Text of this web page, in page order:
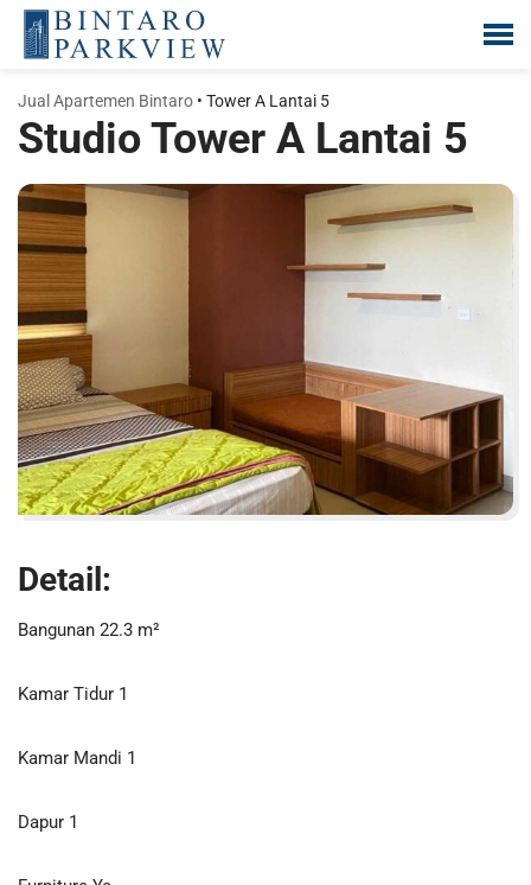
Lompat
ke
konten
Jual Apartemen Bintaro • Tower A Lantai 5
Studio Tower A Lantai 5
Detail:
Bangunan 22.3 m²
Kamar Tidur 1
Kamar Mandi 1
Dapur 1